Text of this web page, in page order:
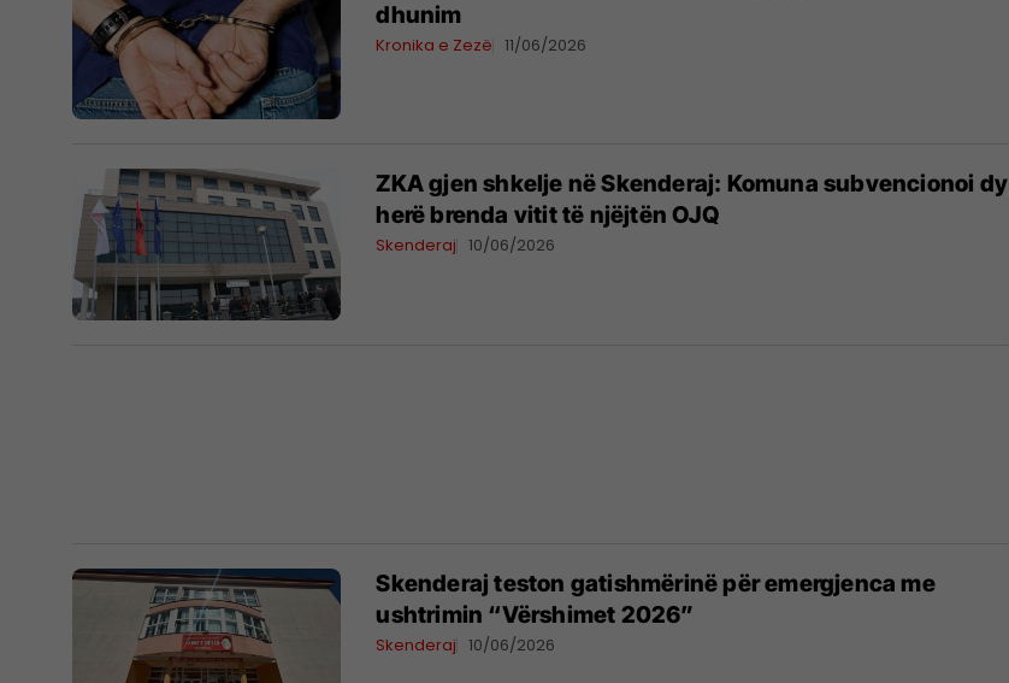
dhunim
Kronika e Zezë 11/06/2026
ZKA gjen shkelje në Skenderaj: Komuna subvencionoi dy
herë brenda vitit të njëjtën OJQ
Skenderaj 10/06/2026
Skenderaj teston gatishmërinë për emergjenca me
ushtrimin “Vërshimet 2026”
Skenderaj 10/06/2026